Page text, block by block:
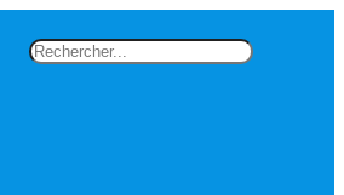
Rechercher